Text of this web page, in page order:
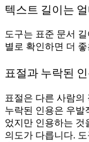
텍스트 길이는
도구는 표준 문서
별로 확인하면 더
표절과 누락된
표절은 다른 사람의
누락된 인용은 우
었지만 인용하는 것
의도가 다릅니다.